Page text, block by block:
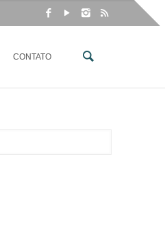
CONTATO